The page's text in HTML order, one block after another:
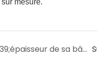
Comment choisir l&#39;épaisseur de sa bâche en PVC